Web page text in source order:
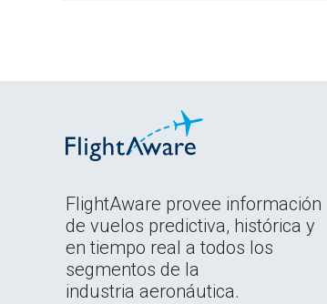
FlightAware provee información
de vuelos predictiva, histórica y
en tiempo real a todos los
segmentos de la
industria aeronáutica.